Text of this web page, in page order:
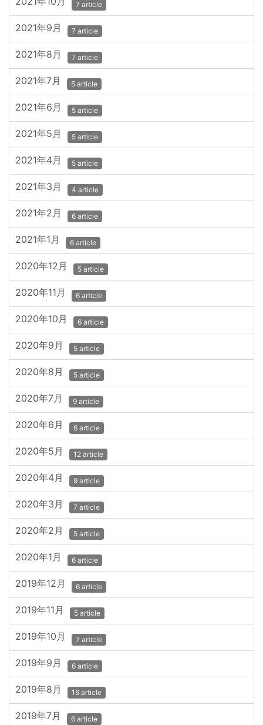
7 article
2021年9月 7 article
2021年8月 7 article
2021年7月 5 article
2021年6月 5 article
2021年5月 5 article
2021年4月 5 article
2021年3月 4 article
2021年2月 6 article
2021年1月 6 article
2020年12月 5 article
2020年11月 6 article
2020年10月 6 article
2020年9月 5 article
2020年8月 5 article
2020年7月 9 article
2020年6月 6 article
2020年5月 12 article
2020年4月 9 article
2020年3月 7 article
2020年2月 5 article
2020年1月 6 article
2019年12月 6 article
2019年11月 5 article
2019年10月 7 article
2019年9月 6 article
2019年8月 16 article
2019年7月 6 article